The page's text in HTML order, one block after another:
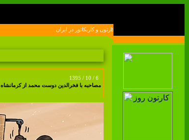
اولين سايت مرجع کارتون و کاريکاتور در ايران
1395 / 10 / 6
مصاحبه با فخرالدین دوست محمد از کرمانشاه